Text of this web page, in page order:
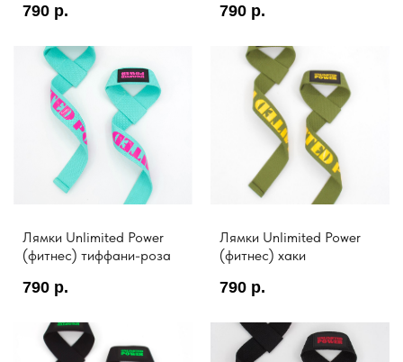
790 р. 790 р.
Лямки Unlimited Power
(фитнес) тиффани-роза
790 р.
Лямки Unlimited Power
(фитнес) хаки
790 р.